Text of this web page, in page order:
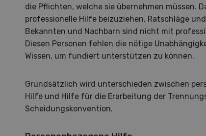
die Pflichten, welche sie übernehmen müssen.
professionelle Hilfe beizuziehen. Ratschläge
Bekannten und Nachbarn sind nicht mit
Diesen Personen fehlen die nötige
Wissen, um fundiert unterstützen zu können.
Grundsätzlich wird unterschieden zwischen
Hilfe und Hilfe für die Erarbeitung der
Scheidungskonvention.
Hof in neuer Hand